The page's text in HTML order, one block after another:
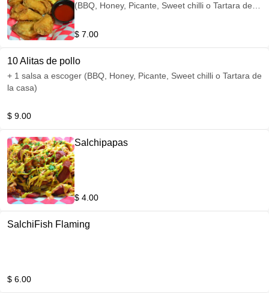
(BBQ, Honey, Picante, Sweet chilli o Tartara de la
$ 7.00
10 Alitas de pollo
+ 1 salsa a escoger (BBQ, Honey, Picante, Sweet chilli o Tartara de
la casa)
$ 9.00
Salchipapas
$ 4.00
SalchiFish Flaming
$ 6.00